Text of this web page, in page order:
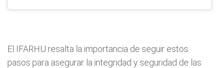
El IFARHU resalta la importancia de seguir estos
pasos para asegurar la integridad y seguridad de las